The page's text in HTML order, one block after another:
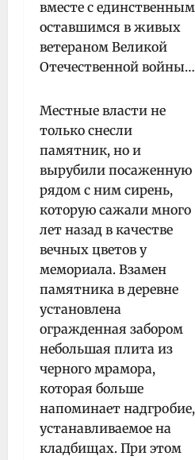
вместе с единственным
оставшимся в живых
ветераном Великой
Отечественной войны…
Местные власти не
только снесли
памятник, но и
вырубили посаженную
рядом с ним сирень,
которую сажали много
лет назад в качестве
вечных цветов у
мемориала. Взамен
памятника в деревне
установлена
огражденная забором
небольшая плита из
черного мрамора,
которая больше
напоминает надгробие,
устанавливаемое на
кладбищах. При этом